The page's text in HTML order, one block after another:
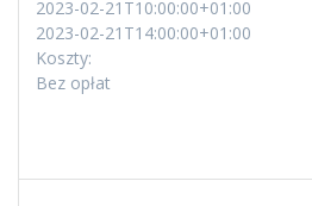
2023-02-21T10:00:00+01:00
2023-02-21T14:00:00+01:00
Koszty:
Bez opłat